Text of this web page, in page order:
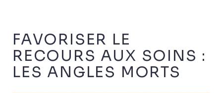
FAVORISER LE
RECOURS AUX SOINS :
LES ANGLES MORTS